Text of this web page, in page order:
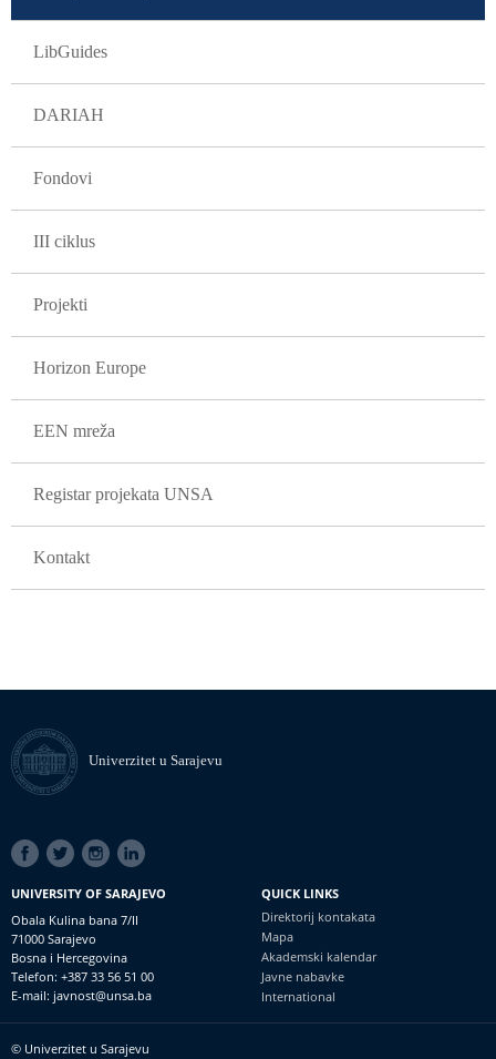
LibGuides
DARIAH
Fondovi
III ciklus
Projekti
Horizon Europe
EEN mreža
Registar projekata UNSA
Kontakt
Univerzitet u Sarajevu
SOCIAL
LINKS
UNIVERSITY OF SARAJEVO
Obala Kulina bana 7/II
71000 Sarajevo
Bosna i Hercegovina
Telefon: +387 33 56 51 00
E-mail: javnost@unsa.ba
QUICK LINKS
Direktorij kontakata
Mapa
Akademski kalendar
Javne nabavke
International
© Univerzitet u Sarajevu